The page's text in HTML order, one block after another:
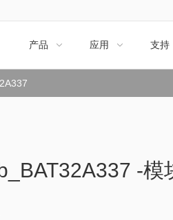
产品  应用  支持
-模